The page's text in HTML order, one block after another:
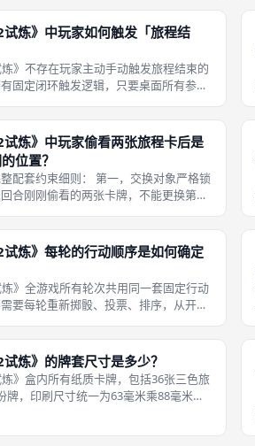
色卡、牌堆顶部的黄色卡，通过压低绿
无脑速推路线，
试炼》中玩家如何触发「旅程结
炼》不存在玩家主动手动触发旅程结束的
固定闭环触发逻辑，只要桌面所有参与
旅程操作阶段直接终止，自动触发「旅
，这套触发机制
试炼》中玩家偷看两张旅程卡后是
位置？
配套约束细则： 第一，交换对象严格锁
合刚刚偷看的两张卡牌，不能更换第三
改动其余卡牌顺序，单回合仅支持一组
制单人篡改队列
试炼》每轮的行动顺序是如何确定
炼》全游戏所有轮次共用同一套固定行动
要每轮重新掷骰、投票、排序，从开局
公开角色的玩家作为首位行动者，其余
顺时针排列依次
试炼》的牌套尺寸是多少？
炼》盒内所有纸质卡牌，包括36张三色旅
牌，印刷尺寸统一为63毫米乘88毫米标